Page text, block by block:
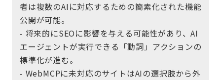
者は複数のAIに対応するための簡素化された機能
公開が可能。
- 将来的にSEOに影響を与える可能性があり、AI
エージェントが実行できる「動詞」アクションの
標準化が進む。
- WebMCPに未対応のサイトはAIの選択肢から外